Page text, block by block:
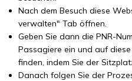
Nach dem Besuch diese
verwalten" Tab öffnen.
Geben Sie dann die PNR-
Passagiere ein und auf
finden, indem Sie der
Danach folgen Sie der